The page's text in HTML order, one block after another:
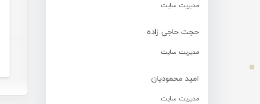
مدیریت سایت
حجت حاجی زاده
مدیریت سایت
امید محمودیان
مدیریت سایت